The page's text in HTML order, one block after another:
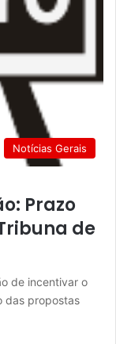
Notícias Gerais
Prazo
de
de incentivar o
das propostas